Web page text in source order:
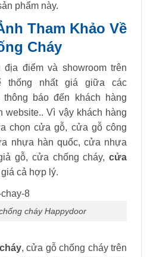
phẩm này.
Tham Khảo Về
Cháy
địa điểm và showroom trên
thống nhất giá giữa các
thông báo đến khách hàng
website.. Vì vậy khách hàng
chọn cửa gỗ, cửa gỗ công
nhựa hàn quốc, cửa nhựa
gỗ, cửa chống cháy, cửa
cả hợp lý.
cháy Happydoor
, cửa gỗ chống cháy trên